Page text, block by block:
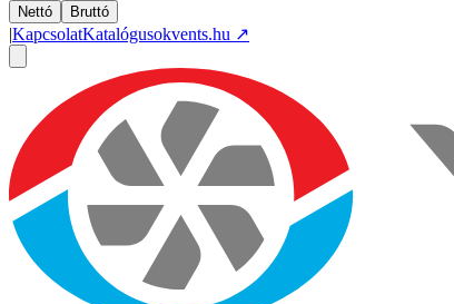
Nettó Bruttó
|KapcsolatKatalógusokvents.hu ↗